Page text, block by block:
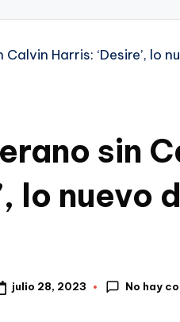
sin
lo nuevo
julio 28, 2023 No hay